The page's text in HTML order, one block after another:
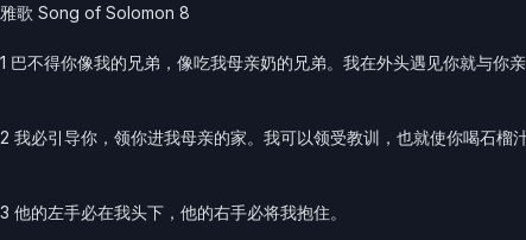
雅歌 Song of Solomon 8
1 巴不得你像我的兄弟，像吃我母亲奶的兄弟。我在外头遇见你就与你亲
2 我必引导你，领你进我母亲的家。我可以领受教训，也就使你喝石榴汁
3 他的左手必在我头下，他的右手必将我抱住。